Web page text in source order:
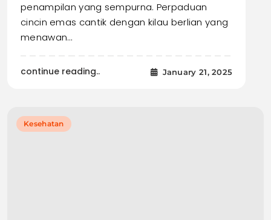
penampilan yang sempurna. Perpaduan
cincin emas cantik dengan kilau berlian yang
menawan…
continue reading.. January 21, 2025
Kesehatan